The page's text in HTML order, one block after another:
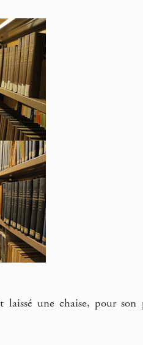
une chaise, pour son